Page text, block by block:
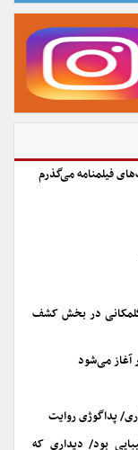
فیلمنامه می‌گذرم
گلمکانی در بخش کشف
آغاز می‌شود
پداگوژی روایت
شکیبایی بود/ دیداری که